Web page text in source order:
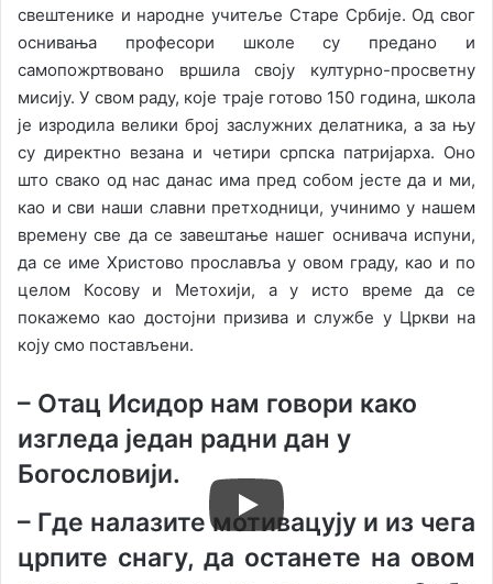
свештенике и народне учитеље Старе Србије. Од свог
оснивања професори школе су предано и
самопожртвовано вршила своју културно-просветну
мисију. У свом раду, које траје готово 150 година, школа
је изродила велики број заслужних делатника, а за њу
су директно везана и четири српска патријарха. Оно
што свако од нас данас има пред собом јесте да и ми,
као и сви наши славни претходници, учинимо у нашем
времену све да се завештање нашег оснивача испуни,
да се име Христово прославља у овом граду, као и по
целом Косову и Метохији, а у исто време да се
покажемо као достојни призива и службе у Цркви на
коју смо постављени.
– Отац Исидор нам говори како
изгледа један радни дан у
Богословији.
– Где налазите мотивацују и из чега
црпите снагу, да останете на овом